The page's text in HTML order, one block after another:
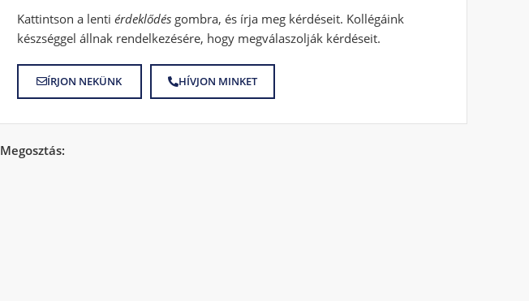
Kattintson a lenti érdeklődés gombra, és írja meg kérdéseit. Kollégáink
készséggel állnak rendelkezésére, hogy megválaszolják kérdéseit.
ÍRJON NEKÜNK HÍVJON MINKET
Megosztás: